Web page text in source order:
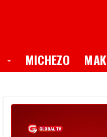
Toggle Dropdown
MICHEZO